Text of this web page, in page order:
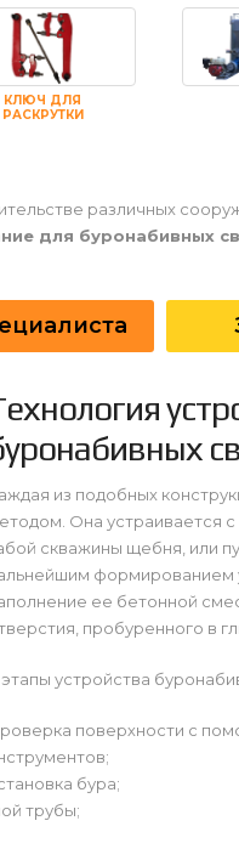
КЛЮЧ ДЛЯ
РАСКРУТКИ
различных
для буронабивных
из подобных
Она устраивается
скважины щебня, или
формированием
ее бетонной
пробуренного в
устройства
поверхности с
бура;
трубы;